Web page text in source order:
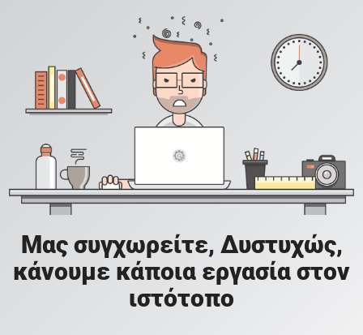
Μας συγχωρείτε, Δυστυχώς,
κάνουμε κάποια εργασία στον
ιστότοπο